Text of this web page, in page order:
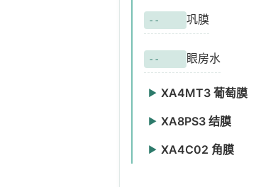
-- 巩膜
-- 眼房水
▶ XA4MT3 葡萄膜
XA0571 瞳孔膜
XA0B15 瞳孔
▶ XA8PS3 结膜
XA4H06 结膜上穹
▶ XA4C02 角膜